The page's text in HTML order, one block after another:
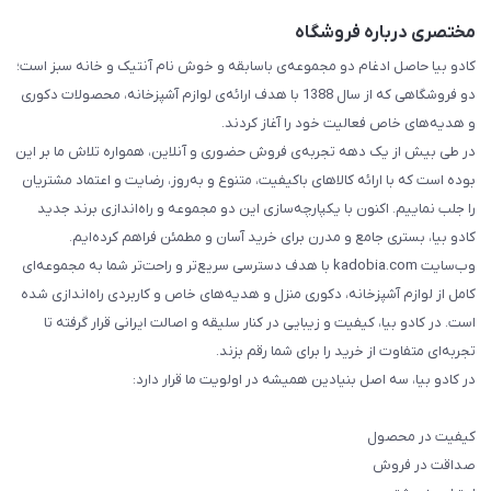
مختصری درباره فروشگاه
کادو بیا حاصل ادغام دو مجموعه‌ی باسابقه و خوش‌ نام آنتیک و خانه سبز است؛
دو فروشگاهی که از سال 1388 با هدف ارائه‌ی لوازم آشپزخانه، محصولات دکوری
و هدیه‌های خاص فعالیت خود را آغاز کردند.
در طی بیش از یک دهه تجربه‌ی فروش حضوری و آنلاین، همواره تلاش ما بر این
بوده است که با ارائه کالاهای باکیفیت، متنوع و به‌روز، رضایت و اعتماد مشتریان
را جلب نماییم. اکنون با یکپارچه‌سازی این دو مجموعه و راه‌اندازی برند جدید
کادو بیا، بستری جامع و مدرن برای خرید آسان و مطمئن فراهم کرده‌ایم.
وب‌سایت kadobia.com با هدف دسترسی سریع‌تر و راحت‌تر شما به مجموعه‌ای
کامل از لوازم آشپزخانه، دکوری منزل و هدیه‌های خاص و کاربردی راه‌اندازی شده
است. در کادو بیا، کیفیت و زیبایی در کنار سلیقه و اصالت ایرانی قرار گرفته تا
تجربه‌ای متفاوت از خرید را برای شما رقم بزند.
در کادو بیا، سه اصل بنیادین همیشه در اولویت ما قرار دارد:
کیفیت در محصول
صداقت در فروش